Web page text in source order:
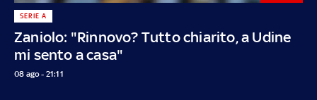
Zaniolo: "Rinnovo? Tutto chiarito, a Udine
mi sento a casa"
SERIE A
08 ago - 21:11